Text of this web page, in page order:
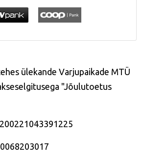
ülekande Varjupaikade MTÜ
"​Jõulutoetus